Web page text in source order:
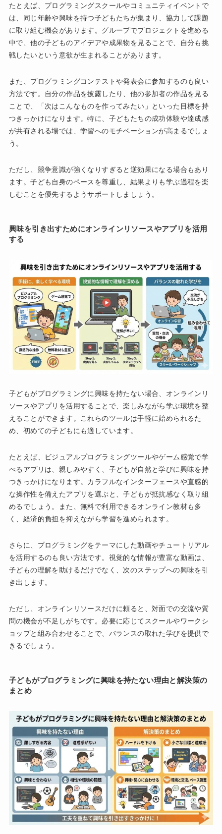
たとえば、プログラミングスクールやコミュニティイベントで
は、同じ年齢や興味を持つ子どもたちが集まり、協力して課題
に取り組む機会があります。グループでプロジェクトを進める
中で、他の子どものアイデアや成果物を見ることで、自分も挑
戦したいという意欲が生まれることがあります。
また、プログラミングコンテストや発表会に参加するのも良い
方法です。自分の作品を披露したり、他の参加者の作品を見る
ことで、「次はこんなものを作ってみたい」といった目標を持
つきっかけになります。特に、子どもたちの成功体験や達成感
が共有される場では、学習へのモチベーションが高まるでしょ
う。
ただし、競争意識が強くなりすぎると逆効果になる場合もあり
ます。子ども自身のペースを尊重し、結果よりも学ぶ過程を楽
しむことを優先するようサポートしましょう。
興味を引き出すためにオンラインリソースやアプリを活用
する
子どもがプログラミングに興味を持たない場合、オンラインリ
ソースやアプリを活用することで、楽しみながら学ぶ環境を整
えることができます。これらのツールは手軽に始められるた
め、初めての子どもにも適しています。
たとえば、ビジュアルプログラミングツールやゲーム感覚で学
べるアプリは、親しみやすく、子どもが自然と学びに興味を持
つきっかけになります。カラフルなインターフェースや直感的
な操作性を備えたアプリを選ぶと、子どもが抵抗感なく取り組
めるでしょう。また、無料で利用できるオンライン教材も多
く、経済的負担を抑えながら学習を進められます。
さらに、プログラミングをテーマにした動画やチュートリアル
を活用するのも良い方法です。視覚的な情報が豊富な動画は、
子どもの理解を助けるだけでなく、次のステップへの興味を引
き出します。
ただし、オンラインリソースだけに頼ると、対面での交流や質
問の機会が不足しがちです。必要に応じてスクールやワークシ
ョップと組み合わせることで、バランスの取れた学びを提供で
きるでしょう。
子どもがプログラミングに興味を持たない理由と解決策の
まとめ